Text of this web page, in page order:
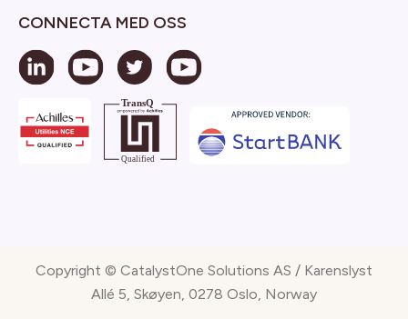
CONNECTA MED OSS
Copyright © CatalystOne Solutions AS / Karenslyst
Allé 5, Skøyen, 0278 Oslo, Norway